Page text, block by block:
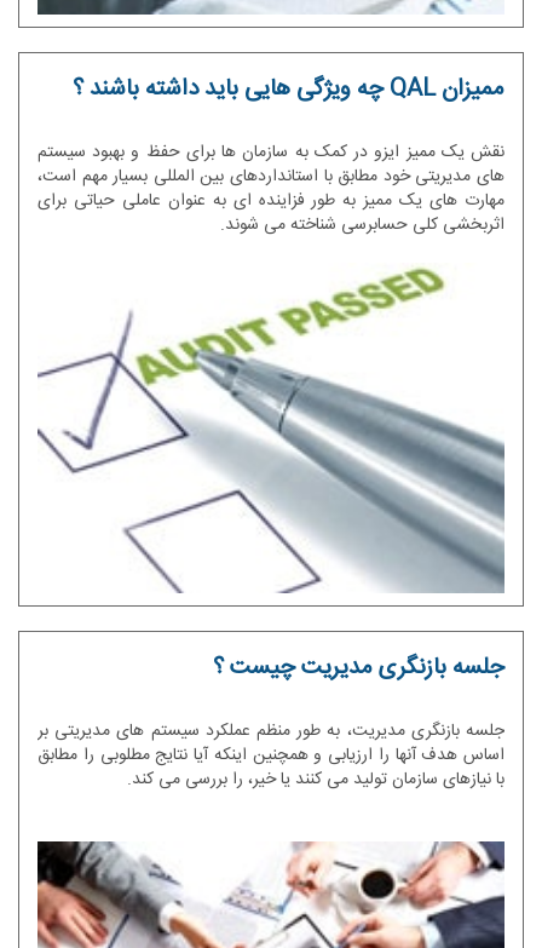
ممیزان QAL چه ویژگی هایی باید داشته باشند ؟
نقش یک ممیز ایزو در کمک به سازمان ها برای حفظ و بهبود سیستم
های مدیریتی خود مطابق با استانداردهای بین المللی بسیار مهم است،
مهارت های یک ممیز به طور فزاینده ای به عنوان عاملی حیاتی برای
اثربخشی کلی حسابرسی شناخته می شوند.
جلسه بازنگری مدیریت چیست ؟
جلسه بازنگری مدیریت، به طور منظم عملکرد سیستم های مدیریتی بر
اساس هدف آنها را ارزیابی و همچنین اینکه آیا نتایج مطلوبی را مطابق
با نیازهای سازمان تولید می کنند یا خیر، را بررسی می کند.